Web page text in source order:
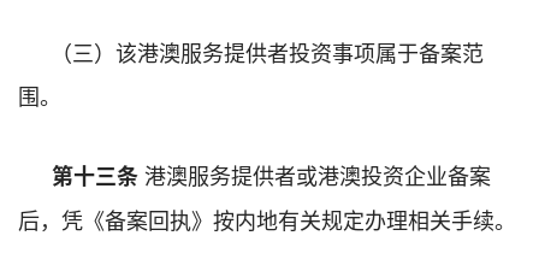
（三）该港澳服务提供者投资事项属于备案范
围。
第十三条港澳服务提供者或港澳投资企业备案
后，凭《备案回执》按内地有关规定办理相关手续。